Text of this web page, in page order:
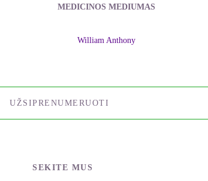
MEDICINOS MEDIUMAS
William Anthony
UŽSIPRENUMERUOTI
SEKITE MUS